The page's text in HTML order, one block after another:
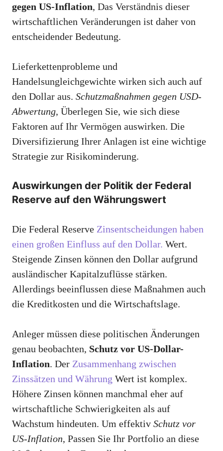
gegen US-Inflation, Das Verständnis dieser
wirtschaftlichen Veränderungen ist daher von
entscheidender Bedeutung.
Lieferkettenprobleme und
Handelsungleichgewichte wirken sich auch auf
den Dollar aus. Schutzmaßnahmen gegen USD-
Abwertung, Überlegen Sie, wie sich diese
Faktoren auf Ihr Vermögen auswirken. Die
Diversifizierung Ihrer Anlagen ist eine wichtige
Strategie zur Risikominderung.
Auswirkungen der Politik der Federal
Reserve auf den Währungswert
Die Federal Reserve Zinsentscheidungen haben
einen großen Einfluss auf den Dollar. Wert.
Steigende Zinsen können den Dollar aufgrund
ausländischer Kapitalzuflüsse stärken.
Allerdings beeinflussen diese Maßnahmen auch
die Kreditkosten und die Wirtschaftslage.
Anleger müssen diese politischen Änderungen
genau beobachten, Schutz vor US-Dollar-
Inflation. Der Zusammenhang zwischen
Zinssätzen und Währung Wert ist komplex.
Höhere Zinsen können manchmal eher auf
wirtschaftliche Schwierigkeiten als auf
Wachstum hindeuten. Um effektiv Schutz vor
US-Inflation, Passen Sie Ihr Portfolio an diese